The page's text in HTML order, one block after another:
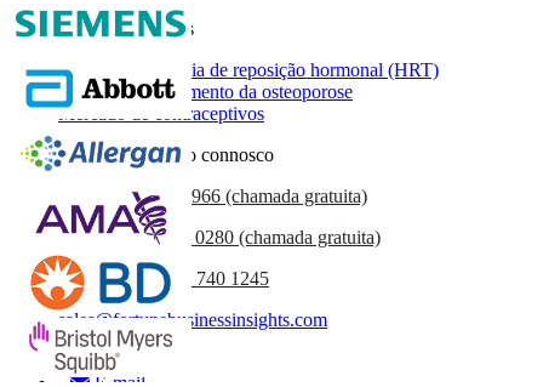
Relatórios relacionados
Mercado de terapia de reposição hormonal (HRT)
Mercado de tratamento da osteoporose
Mercado de contraceptivos
Entre em contacto connosco
+1 833 909 2966 (chamada gratuita)
UK +44 808 502 0280 (chamada gratuita)
(APAC) +91 744 740 1245
sales@fortunebusinessinsights.com
Chamado
E-mail